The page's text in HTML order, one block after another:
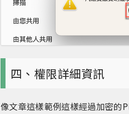
四、權限詳細資訊
像文章這樣範例這樣經過加密的